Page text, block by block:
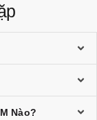
Nào?